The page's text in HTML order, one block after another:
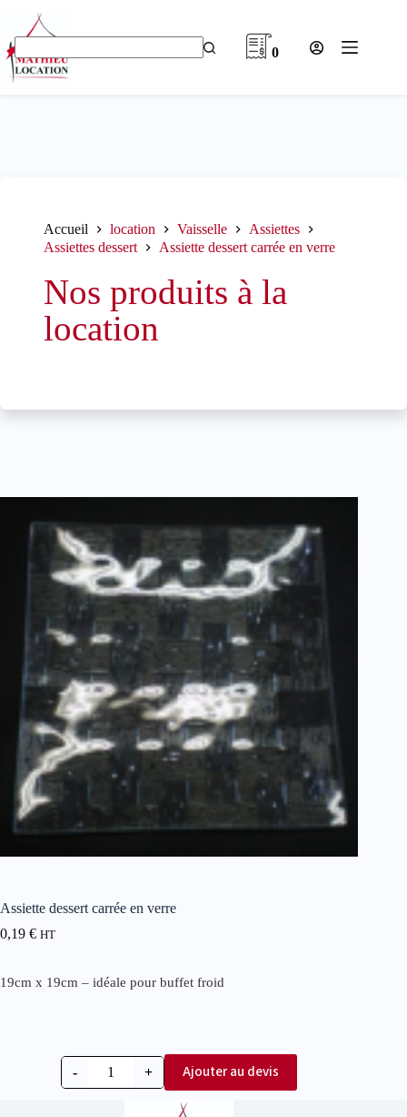
contenu
Aucun
résultat
0
Accueil location Vaisselle
Assiettes
Assiettes dessert
Assiette dessert carrée en verre
Nos produits à la
location
Assiette dessert carrée en verre
0,19 € HT
19cm x 19cm – idéale pour buffet froid
- + Ajouter au devis